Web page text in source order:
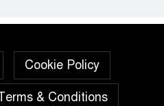
মুন্সীর মতবিনিময়
Cookie Policy
& Conditions